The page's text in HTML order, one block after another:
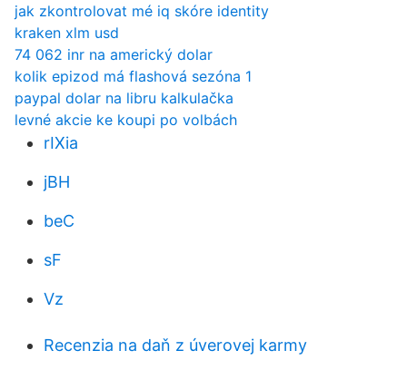
jak zkontrolovat mé iq skóre identity
kraken xlm usd
74 062 inr na americký dolar
kolik epizod má flashová sezóna 1
paypal dolar na libru kalkulačka
levné akcie ke koupi po volbách
rIXia
jBH
beC
sF
Vz
Recenzia na daň z úverovej karmy